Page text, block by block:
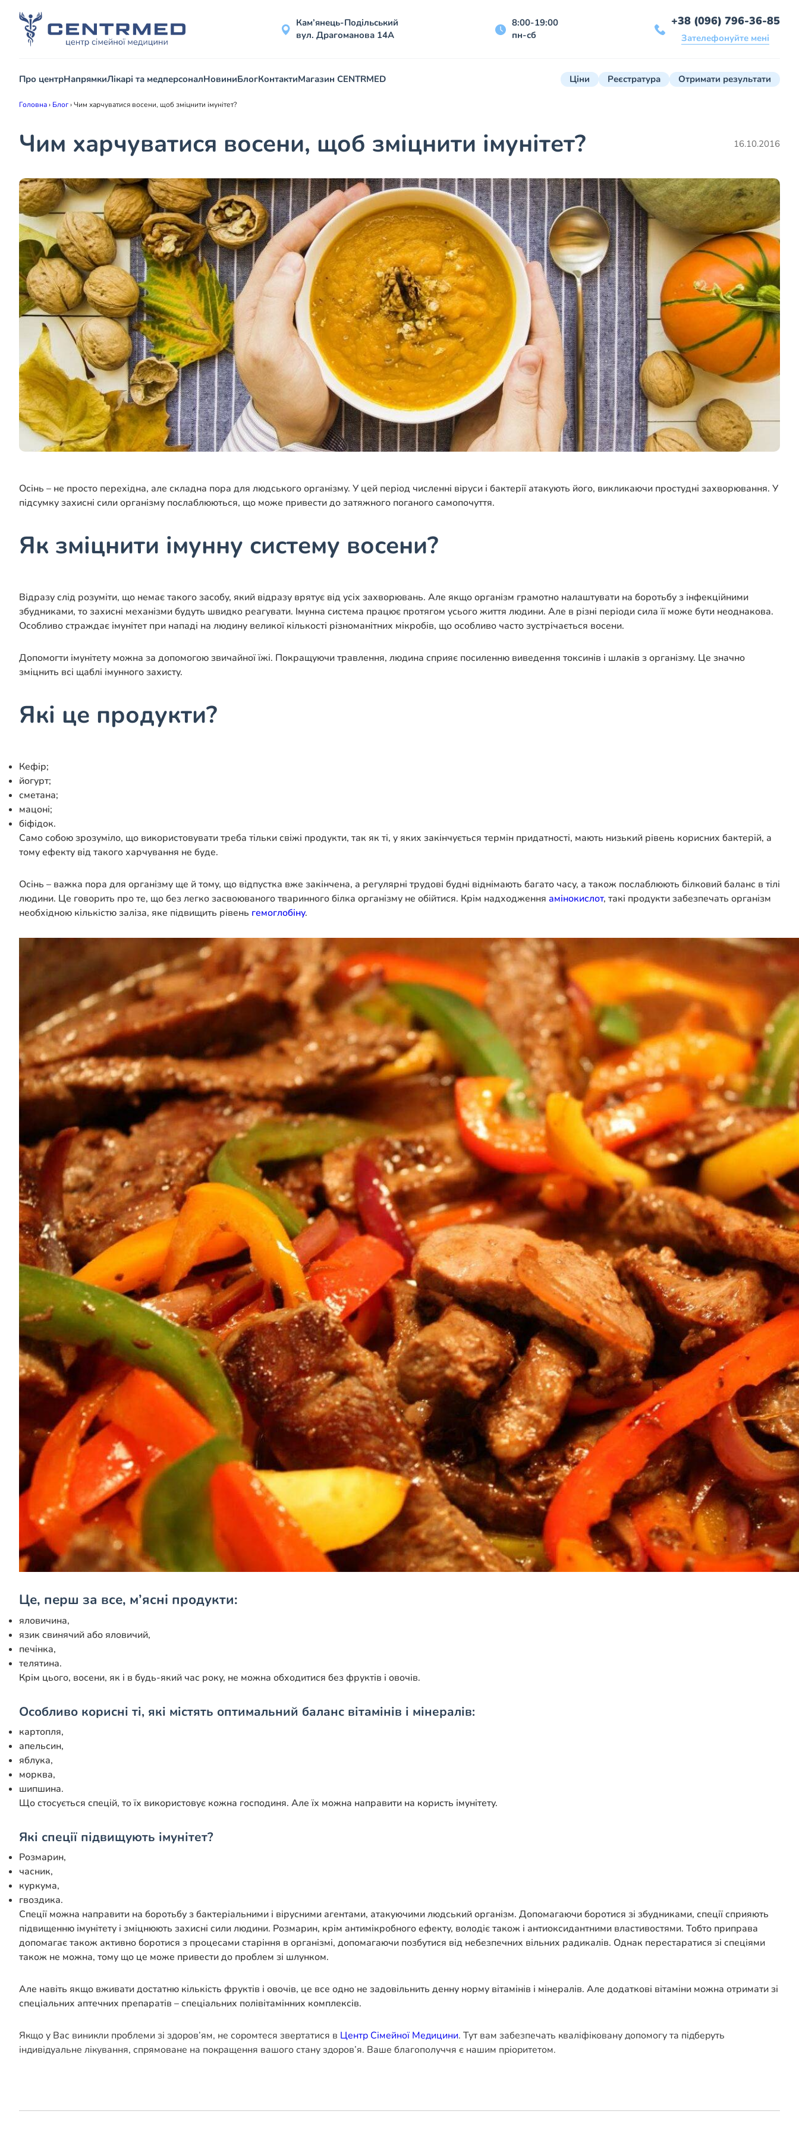
Кам’янець-Подільський
вул. Драгоманова 14А
8:00-19:00
пн-сб
+38 (096) 796-36-85
Зателефонуйте мені
Про центрНапрямкиЛікарі та медперсоналНовиниБлогКонтактиМагазин CENTRMED Ціни Реєстратура Отримати результати
Головна› Блог›Чим харчуватися восени, щоб зміцнити імунітет?
Чим харчуватися восени, щоб зміцнити імунітет? 16.10.2016
Осінь – не просто перехідна, але складна пора для людського організму. У цей період численні віруси і бактерії атакують його, викликаючи простудні захворювання. У
підсумку захисні сили організму послаблюються, що може привести до затяжного поганого самопочуття.
Як зміцнити імунну систему восени?
Відразу слід розуміти, що немає такого засобу, який відразу врятує від усіх захворювань. Але якщо організм грамотно налаштувати на боротьбу з інфекційними
збудниками, то захисні механізми будуть швидко реагувати. Імунна система працює протягом усього життя людини. Але в різні періоди сила її може бути неоднакова.
Особливо страждає імунітет при нападі на людину великої кількості різноманітних мікробів, що особливо часто зустрічається восени.
Допомогти імунітету можна за допомогою звичайної їжі. Покращуючи травлення, людина сприяє посиленню виведення токсинів і шлаків з організму. Це значно
зміцнить всі щаблі імунного захисту.
Які це продукти?
Кефір;
йогурт;
сметана;
мацоні;
біфідок.
Само собою зрозуміло, що використовувати треба тільки свіжі продукти, так як ті, у яких закінчується термін придатності, мають низький рівень корисних бактерій, а
тому ефекту від такого харчування не буде.
Осінь – важка пора для організму ще й тому, що відпустка вже закінчена, а регулярні трудові будні віднімають багато часу, а також послаблюють білковий баланс в тілі
людини. Це говорить про те, що без легко засвоюваного тваринного білка організму не обійтися. Крім надходження амінокислот, такі продукти забезпечать організм
необхідною кількістю заліза, яке підвищить рівень гемоглобіну.
Це, перш за все, м’ясні продукти:
яловичина,
язик свинячий або яловичий,
печінка,
телятина.
Крім цього, восени, як і в будь-який час року, не можна обходитися без фруктів і овочів.
Особливо корисні ті, які містять оптимальний баланс вітамінів і мінералів:
картопля,
апельсин,
яблука,
морква,
шипшина.
Що стосується спецій, то їх використовує кожна господиня. Але їх можна направити на користь імунітету.
Які спеції підвищують імунітет?
Розмарин,
часник,
куркума,
гвоздика.
Спеції можна направити на боротьбу з бактеріальними і вірусними агентами, атакуючими людський організм. Допомагаючи боротися зі збудниками, спеції сприяють
підвищенню імунітету і зміцнюють захисні сили людини. Розмарин, крім антимікробного ефекту, володіє також і антиоксидантними властивостями. Тобто приправа
допомагає також активно боротися з процесами старіння в організмі, допомагаючи позбутися від небезпечних вільних радикалів. Однак перестаратися зі спеціями
також не можна, тому що це може привести до проблем зі шлунком.
Але навіть якщо вживати достатню кількість фруктів і овочів, це все одно не задовільнить денну норму вітамінів і мінералів. Але додаткові вітаміни можна отримати зі
спеціальних аптечних препаратів – спеціальних полівітамінних комплексів.
Якщо у Вас виникли проблеми зі здоров’ям, не соромтеся звертатися в Центр Сімейної Медицини. Тут вам забезпечать кваліфіковану допомогу та підберуть
індивідуальне лікування, спрямоване на покращення вашого стану здоров’я. Ваше благополуччя є нашим пріоритетом.